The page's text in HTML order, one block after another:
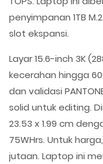
penyimpanan 1TB
slot ekspansi.
Layar 15.6-inch 3K
kecerahan hingga
dan validasi
solid untuk editing.
23.53 x 1.99 cm
75WHrs. Untuk
jutaan. Laptop ini